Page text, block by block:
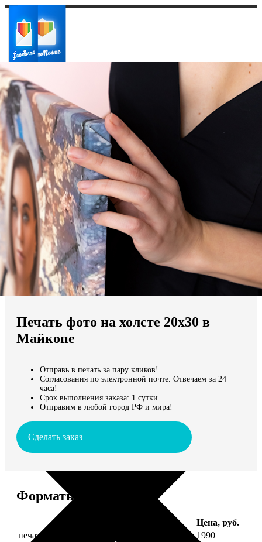
Ваш город:
Ваш регион доставки
Выберите из списка:
Мы доставляем по всему миру
Продолжить без города
Печать фото на холсте 20х30 в
Майкопе
Отправь в печать за пару кликов!
Согласования по электронной почте. Отвечаем за 24
часа!
Срок выполнения заказа: 1 сутки
Отправим в любой город РФ и мира!
Сделать заказ
Форматы и цены
Цена, руб.
печать фото на холсте 20х30 на подрамнике 1990